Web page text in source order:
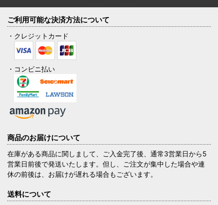
ご利用可能な決済方法について
・クレジットカード
・コンビニ払い
商品のお届けについて
在庫がある商品に関しまして、ご入金完了後、通常3営業日から5
営業日前後で発送いたします。但し、ご注文が集中した場合や連
休の前後は、お届けが遅れる場合もございます。
送料について